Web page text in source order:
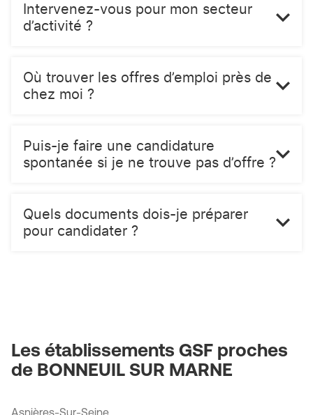
Intervenez-vous pour mon secteur
d’activité ?
Où trouver les offres d’emploi près de
chez moi ?
Puis-je faire une candidature
spontanée si je ne trouve pas d’offre ?
Quels documents dois-je préparer
pour candidater ?
Les établissements GSF proches
de BONNEUIL SUR MARNE
Asnières-Sur-Seine